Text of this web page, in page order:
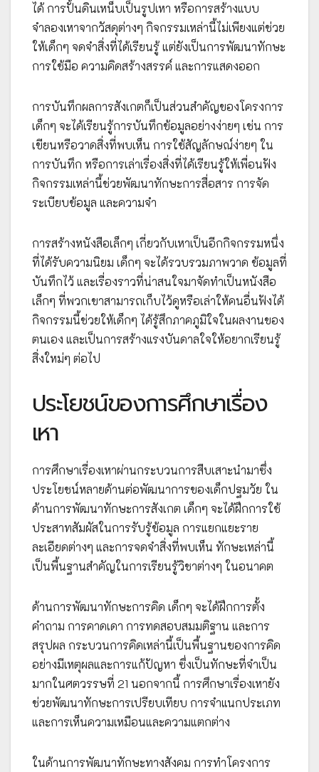
ได้ การปั้นดินเหน็บเป็นรูปเหา หรือการสร้างแบบ
จำลองเหาจากวัสดุต่างๆ กิจกรรมเหล่านี้ไม่เพียงแต่ช่วย
ให้เด็กๆ จดจำสิ่งที่ได้เรียนรู้ แต่ยังเป็นการพัฒนาทักษะ
การใช้มือ ความคิดสร้างสรรค์ และการแสดงออก
การบันทึกผลการสังเกตก็เป็นส่วนสำคัญของโครงการ
เด็กๆ จะได้เรียนรู้การบันทึกข้อมูลอย่างง่ายๆ เช่น การ
เขียนหรือวาดสิ่งที่พบเห็น การใช้สัญลักษณ์ง่ายๆ ใน
การบันทึก หรือการเล่าเรื่องสิ่งที่ได้เรียนรู้ให้เพื่อนฟัง
กิจกรรมเหล่านี้ช่วยพัฒนาทักษะการสื่อสาร การจัด
ระเบียบข้อมูล และความจำ
การสร้างหนังสือเล็กๆ เกี่ยวกับเหาเป็นอีกกิจกรรมหนึ่ง
ที่ได้รับความนิยม เด็กๆ จะได้รวบรวมภาพวาด ข้อมูลที่
บันทึกไว้ และเรื่องราวที่น่าสนใจมาจัดทำเป็นหนังสือ
เล็กๆ ที่พวกเขาสามารถเก็บไว้ดูหรือเล่าให้คนอื่นฟังได้
กิจกรรมนี้ช่วยให้เด็กๆ ได้รู้สึกภาคภูมิใจในผลงานของ
ตนเอง และเป็นการสร้างแรงบันดาลใจให้อยากเรียนรู้
สิ่งใหม่ๆ ต่อไป
ประโยชน์ของการศึกษาเรื่อง
เหา
การศึกษาเรื่องเหาผ่านกระบวนการสืบเสาะนำมาซึ่ง
ประโยชน์หลายด้านต่อพัฒนาการของเด็กปฐมวัย ใน
ด้านการพัฒนาทักษะการสังเกต เด็กๆ จะได้ฝึกการใช้
ประสาทสัมผัสในการรับรู้ข้อมูล การแยกแยะราย
ละเอียดต่างๆ และการจดจำสิ่งที่พบเห็น ทักษะเหล่านี้
เป็นพื้นฐานสำคัญในการเรียนรู้วิชาต่างๆ ในอนาคต
ด้านการพัฒนาทักษะการคิด เด็กๆ จะได้ฝึกการตั้ง
คำถาม การคาดเดา การทดสอบสมมติฐาน และการ
สรุปผล กระบวนการคิดเหล่านี้เป็นพื้นฐานของการคิด
อย่างมีเหตุผลและการแก้ปัญหา ซึ่งเป็นทักษะที่จำเป็น
มากในศตวรรษที่ 21 นอกจากนี้ การศึกษาเรื่องเหายัง
ช่วยพัฒนาทักษะการเปรียบเทียบ การจำแนกประเภท
และการเห็นความเหมือนและความแตกต่าง
ในด้านการพัฒนาทักษะทางสังคม การทำโครงการ